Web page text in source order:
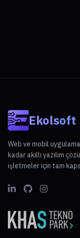
Ekolsoft
Web ve mobil
kadar akıllı yazılım
işletmeler için tam